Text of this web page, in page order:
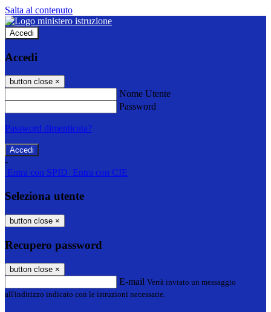
Salta al contenuto
Accedi
Accedi
button close ×
Nome Utente
Password
Password dimenticata?
-
Entra con SPID Entra con CIE
Seleziona utente
button close ×
Recupero password
button close ×
E-mail Verrà inviato un messaggio
all'indirizzo indicato con le istruzioni necessarie.